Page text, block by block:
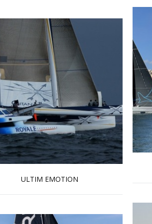
ULTIM EMOTION
En savoir plus...